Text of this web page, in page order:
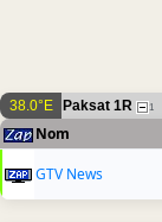
38.0°E Paksat 1R 1
Nom
GTV News